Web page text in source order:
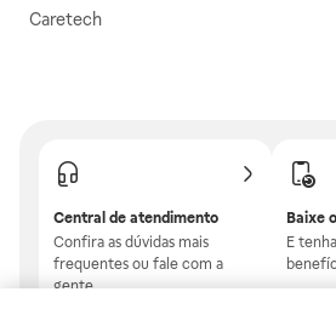
Caretech
Central de atendimento
Confira as dúvidas mais
frequentes ou fale com a
gente.
Baixe
E